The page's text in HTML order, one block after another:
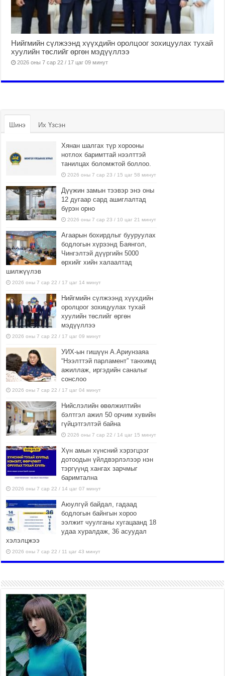
Нийгмийн сүлжээнд хүүхдийн оролцоог зохицуулах тухай
хуулийн төслийг өргөн мэдүүллээ
2026 оны 7 сар 22 / 17 цаг 09 минут
Шинэ Их Үзсэн
Хянан шалгах түр хорооны
нотлох баримттай нээлттэй
танилцах боломжтой боллоо.
2026 оны 7 сар 23 / 15 цаг 58 минут
Дүүжин замын тээвэр энэ оны
12 дугаар сард ашиглалтад
бүрэн орно
2026 оны 7 сар 23 / 10 цаг 21 минут
Агаарын бохирдлыг бууруулах
бодлогын хүрээнд Баянгол,
Чингэлтэй дүүргийн 5000
өрхийг хийн халаалтад
шилжүүлэв
2026 оны 7 сар 22 / 17 цаг 14 минут
Нийгмийн сүлжээнд хүүхдийн
оролцоог зохицуулах тухай
хуулийн төслийг өргөн
мэдүүллээ
2026 оны 7 сар 22 / 17 цаг 09 минут
УИХ-ын гишүүн А.Ариунзаяа
“Нээлттэй парламент” танхимд
ажиллаж, иргэдийн саналыг
сонслоо
2026 оны 7 сар 22 / 17 цаг 04 минут
Нийслэлийн өвөлжилтийн
бэлтгэл ажил 50 орчим хувийн
гүйцэтгэлтэй байна
2026 оны 7 сар 22 / 14 цаг 15 минут
Хүн амын хүнсний хэрэгцээг
дотоодын үйлдвэрлэлээр нэн
тэргүүнд хангах зарчмыг
баримтална
2026 оны 7 сар 22 / 14 цаг 07 минут
Аюулгүй байдал, гадаад
бодлогын байнгын хороо
ээлжит чуулганы хугацаанд 18
удаа хуралдаж, 36 асуудал
хэлэлцжээ
2026 оны 7 сар 22 / 11 цаг 43 минут
боломжтой-Хүүхэд хөгжүүлэх
төв” байгуулах төсөлд төр,
хувийн хэвшлийн түншлэлийн хүрээнд хамтран
ажиллахыг урьж байна
2026 оны 7 сар 22 / 9 цаг 28 минут
Б.Пүрэвдагва: “Урт цагаан”-ыг
залуучууд чөлөөт цагаа
өнгөрүүлдэг, жуулчид зорьж
ирдэг цэг болгоно